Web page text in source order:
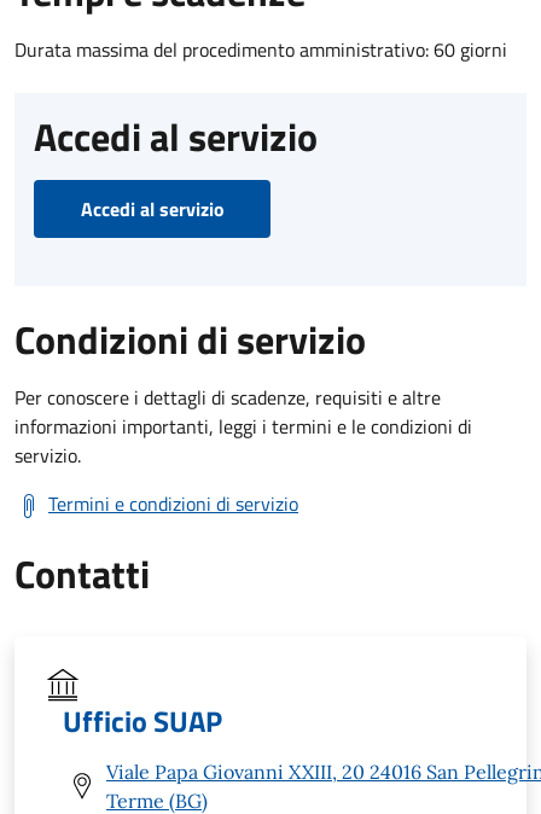
Durata massima del procedimento amministrativo: 60 giorni
Accedi al servizio
Accedi al servizio
Condizioni di servizio
Per conoscere i dettagli di scadenze, requisiti e altre
informazioni importanti, leggi i termini e le condizioni di
servizio.
Termini e condizioni di servizio
Contatti
Ufficio SUAP
Viale Papa Giovanni XXIII, 20 24016 San
Terme (BG)